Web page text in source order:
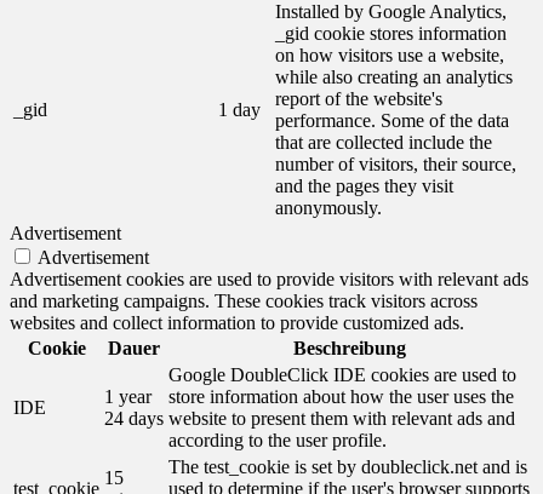
_gid 1 day
Installed by Google Analytics,
_gid cookie stores information
on how visitors use a website,
while also creating an analytics
report of the website's
performance. Some of the data
that are collected include the
number of visitors, their source,
and the pages they visit
anonymously.
Advertisement
Advertisement
Advertisement cookies are used to provide visitors with relevant ads
and marketing campaigns. These cookies track visitors across
websites and collect information to provide customized ads.
Cookie
Dauer Beschreibung
IDE
1 year
24 days
Google DoubleClick IDE cookies are used to
store information about how the user uses the
website to present them with relevant ads and
according to the user profile.
test_cookie
15
The test_cookie is set by doubleclick.net and is
used to determine if the user's browser supports